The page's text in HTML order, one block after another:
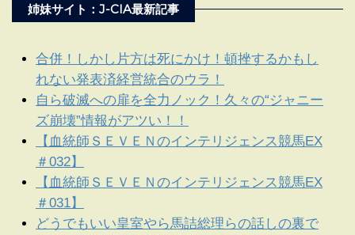
姉妹サイト：J-CIA最新記事
合併！しかし片方は死にかけ！頓挫するかもし
れない発表済経営統合のウラ！
自ら破滅への扉を全力ノック！久々の“ジャニー
ズ崩壊”情報がアツい！！
【血統師ＳＥＶＥＮのインテリジェンス競馬EX
＃032】
【血統師ＳＥＶＥＮのインテリジェンス競馬EX
＃031】
どうでもいい皇室やら馬詰総理らの話しの裏で